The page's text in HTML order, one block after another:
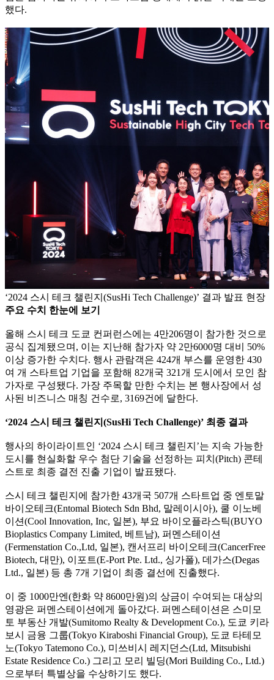
했다.
‘2024 스시 테크 챌린지(SusHi Tech Challenge)’ 결과 발표 현장
주요 수치 한눈에 보기
올해 스시 테크 도쿄 컨퍼런스에는 4만206명이 참가한 것으로
공식 집계됐으며, 이는 지난해 참가자 약 2만6000명 대비 50%
이상 증가한 수치다. 행사 관람객은 424개 부스를 운영한 430
여 개 스타트업 기업을 포함해 82개국 321개 도시에서 모인 참
가자로 구성됐다. 가장 주목할 만한 수치는 본 행사장에서 성
사된 비즈니스 매칭 건수로, 3169건에 달한다.
‘2024 스시 테크 챌린지(SusHi Tech Challenge)’ 최종 결과
행사의 하이라이트인 ‘2024 스시 테크 챌린지’는 지속 가능한
도시를 현실화할 우수 첨단 기술을 선정하는 피치(Pitch) 콘테
스트로 최종 결전 진출 기업이 발표됐다.
스시 테크 챌린지에 참가한 43개국 507개 스타트업 중 엔토말
바이오테크(Entomal Biotech Sdn Bhd, 말레이시아), 쿨 이노베
이션(Cool Innovation, Inc, 일본), 부요 바이오플라스틱(BUYO
Bioplastics Company Limited, 베트남), 퍼멘스테이션
(Fermenstation Co.,Ltd, 일본), 캔서프리 바이오테크(CancerFree
Biotech, 대만), 이포트(E-Port Pte. Ltd., 싱가폴), 데가스(Degas
Ltd., 일본) 등 총 7개 기업이 최종 결선에 진출했다.
이 중 1000만엔(한화 약 8600만원)의 상금이 수여되는 대상의
영광은 퍼멘스테이션에게 돌아갔다. 퍼멘스테이션은 스미모
토 부동산 개발(Sumitomo Realty & Development Co.), 도쿄 키라
보시 금융 그룹(Tokyo Kiraboshi Financial Group), 도쿄 타테모
노(Tokyo Tatemono Co.), 미쓰비시 레지던스(Ltd, Mitsubishi
Estate Residence Co.) 그리고 모리 빌딩(Mori Building Co., Ltd.)
으로부터 특별상을 수상하기도 했다.